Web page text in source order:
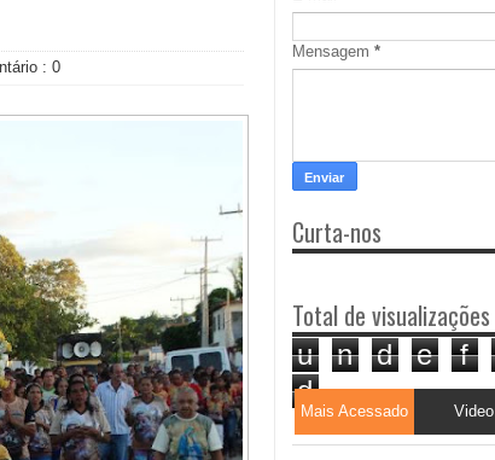
: 0
Mensagem *
Curta-nos
Total de visualizações
u n d e f
d
Mais Acessado Video